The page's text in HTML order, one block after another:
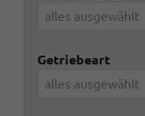
alles ausgewählt
Getriebeart
alles ausgewählt